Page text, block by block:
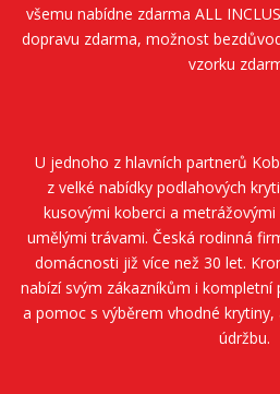
všemu nabídne zdarma ALL
dopravu zdarma, možnost
vzorku
U jednoho z hlavních partnerů
z velké nabídky podlahových
kusovými koberci a metrážovými
umělými trávami. Česká rodinná
domácnosti již více než 30 let.
nabízí svým zákazníkům i
a pomoc s výběrem vhodné
údržbu.